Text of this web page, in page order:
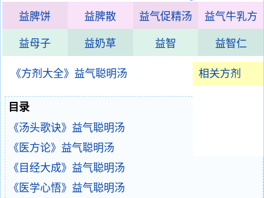
益脾饼 益脾散 益气促精汤 益气牛乳方
益母子 益奶草 益智 益智仁
相关方剂
《方剂大全》益气聪明汤
目录
《汤头歌诀》益气聪明汤
《医方论》益气聪明汤
《目经大成》益气聪明汤
《医学心悟》益气聪明汤